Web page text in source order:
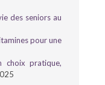
des seniors au
pour une
choix pratique,